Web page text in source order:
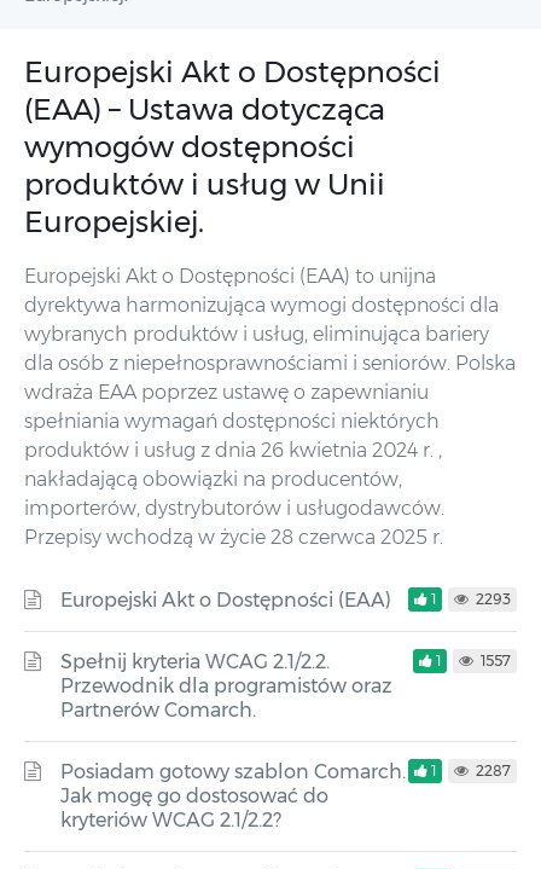
Europejski Akt o Dostępności
(EAA) – Ustawa dotycząca
wymogów dostępności
produktów i usług w Unii
Europejskiej.
Europejski Akt o Dostępności (EAA) to unijna
dyrektywa harmonizująca wymogi dostępności dla
wybranych produktów i usług, eliminująca bariery
dla osób z niepełnosprawnościami i seniorów. Polska
wdraża EAA poprzez ustawę o zapewnianiu
spełniania wymagań dostępności niektórych
produktów i usług z dnia 26 kwietnia 2024 r. ,
nakładającą obowiązki na producentów,
importerów, dystrybutorów i usługodawców.
Przepisy wchodzą w życie 28 czerwca 2025 r.
Europejski Akt o Dostępności (EAA) 1 2293
Spełnij kryteria WCAG 2.1/2.2.
Przewodnik dla programistów oraz
Partnerów Comarch.
1 1557
Posiadam gotowy szablon Comarch.
Jak mogę go dostosować do
kryteriów WCAG 2.1/2.2?
1 2287